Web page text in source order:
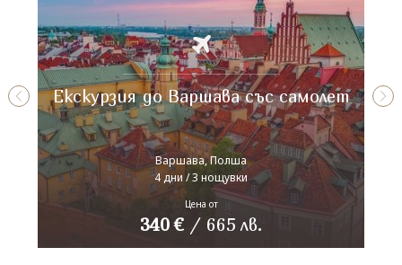
Екскурзия до Варшава със самолет
Варшава, Полша
4 дни / 3 нощувки
Цена от
340 € / 665 лв.